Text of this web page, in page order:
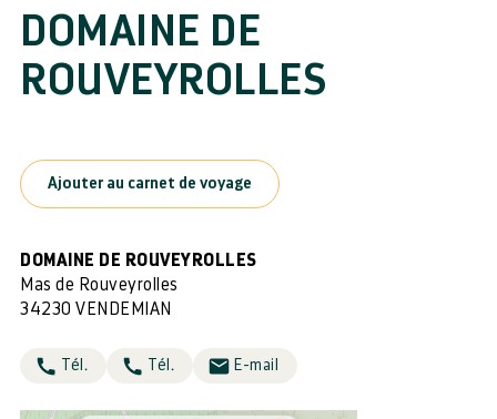
DOMAINE DE
ROUVEYROLLES
Ajouter au carnet de voyage
DOMAINE DE ROUVEYROLLES
Mas de Rouveyrolles
34230 VENDEMIAN
Tél. Tél. E-mail